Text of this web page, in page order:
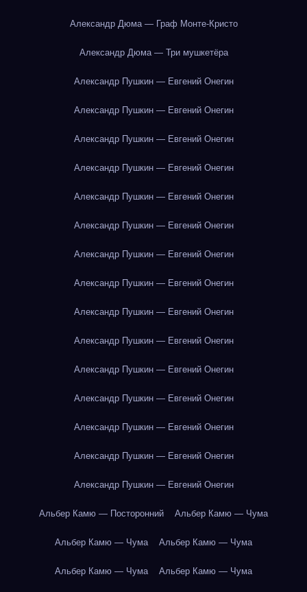
Александр Дюма — Граф Монте-Кристо
Александр Дюма — Три мушкетёра
Александр Пушкин — Евгений Онегин
Александр Пушкин — Евгений Онегин
Александр Пушкин — Евгений Онегин
Александр Пушкин — Евгений Онегин
Александр Пушкин — Евгений Онегин
Александр Пушкин — Евгений Онегин
Александр Пушкин — Евгений Онегин
Александр Пушкин — Евгений Онегин
Александр Пушкин — Евгений Онегин
Александр Пушкин — Евгений Онегин
Александр Пушкин — Евгений Онегин
Александр Пушкин — Евгений Онегин
Александр Пушкин — Евгений Онегин
Александр Пушкин — Евгений Онегин
Александр Пушкин — Евгений Онегин
Альбер Камю — Посторонний Альбер Камю — Чума
Альбер Камю — Чума Альбер Камю — Чума
Альбер Камю — Чума Альбер Камю — Чума